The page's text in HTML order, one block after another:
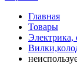
Главная
Товары
Электрика,